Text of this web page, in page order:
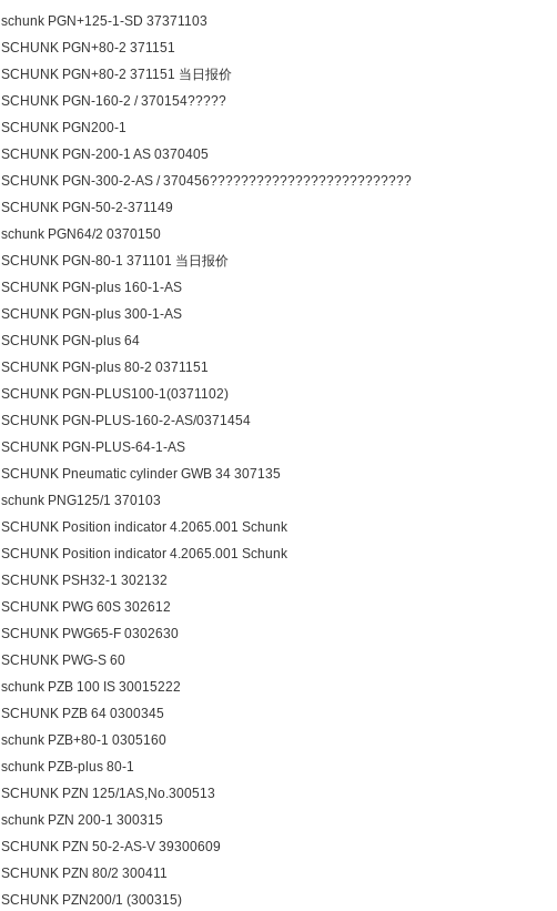
schunk PGN+125-1-SD 37371103
SCHUNK PGN+80-2 371151
SCHUNK PGN+80-2 371151 当日报价
SCHUNK PGN-160-2 / 370154?????
SCHUNK PGN200-1
SCHUNK PGN-200-1 AS 0370405
SCHUNK PGN-300-2-AS / 370456??????????????????????????
SCHUNK PGN-50-2-371149
schunk PGN64/2 0370150
SCHUNK PGN-80-1 371101 当日报价
SCHUNK PGN-plus 160-1-AS
SCHUNK PGN-plus 300-1-AS
SCHUNK PGN-plus 64
SCHUNK PGN-plus 80-2 0371151
SCHUNK PGN-PLUS100-1(0371102)
SCHUNK PGN-PLUS-160-2-AS/0371454
SCHUNK PGN-PLUS-64-1-AS
SCHUNK Pneumatic cylinder GWB 34 307135
schunk PNG125/1 370103
SCHUNK Position indicator 4.2065.001 Schunk
SCHUNK Position indicator 4.2065.001 Schunk
SCHUNK PSH32-1 302132
SCHUNK PWG 60S 302612
SCHUNK PWG65-F 0302630
SCHUNK PWG-S 60
schunk PZB 100 IS 30015222
SCHUNK PZB 64 0300345
schunk PZB+80-1 0305160
schunk PZB-plus 80-1
SCHUNK PZN 125/1AS,No.300513
schunk PZN 200-1 300315
SCHUNK PZN 50-2-AS-V 39300609
SCHUNK PZN 80/2 300411
SCHUNK PZN200/1 (300315)